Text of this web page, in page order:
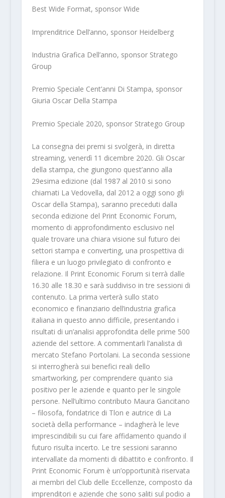
Best Wide Format, sponsor Wide
Imprenditrice Dell’anno, sponsor Heidelberg
Industria Grafica Dell’anno, sponsor Stratego
Group
Premio Speciale Cent’anni Di Stampa, sponsor
Giuria Oscar Della Stampa
Premio Speciale 2020, sponsor Stratego Group
La consegna dei premi si svolgerà, in diretta
streaming, venerdì 11 dicembre 2020. Gli Oscar
della stampa, che giungono quest’anno alla
29esima edizione (dal 1987 al 2010 si sono
chiamati La Vedovella, dal 2012 a oggi sono gli
Oscar della Stampa), saranno preceduti dalla
seconda edizione del Print Economic Forum,
momento di approfondimento esclusivo nel
quale trovare una chiara visione sul futuro dei
settori stampa e converting, una prospettiva di
filiera e un luogo privilegiato di confronto e
relazione. Il Print Economic Forum si terrà dalle
16.30 alle 18.30 e sarà suddiviso in tre sessioni di
contenuto. La prima verterà sullo stato
economico e finanziario dell’industria grafica
italiana in questo anno difficile, presentando i
risultati di un’analisi approfondita delle prime 500
aziende del settore. A commentarli l’analista di
mercato Stefano Portolani. La seconda sessione
si interrogherà sui benefici reali dello
smartworking, per comprendere quanto sia
positivo per le aziende e quanto per le singole
persone. Nell’ultimo contributo Maura Gancitano
– filosofa, fondatrice di Tlon e autrice di La
società della performance – indagherà le leve
imprescindibili su cui fare affidamento quando il
futuro risulta incerto. Le tre sessioni saranno
intervallate da momenti di dibattito e confronto. Il
Print Economic Forum è un’opportunità riservata
ai membri del Club delle Eccellenze, composto da
imprenditori e aziende che sono saliti sul podio a